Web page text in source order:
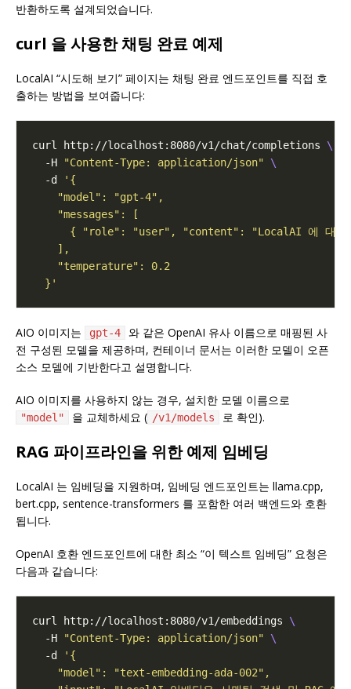
반환하도록 설계되었습니다.
curl 을 사용한 채팅 완료 예제
LocalAI “시도해 보기” 페이지는 채팅 완료 엔드포인트를 직접 호
출하는 방법을 보여줍니다:
curl http://localhost:8080/v1/chat/completions
  -H
"Content-Type: application/json"
  -d
  }'
AIO 이미지는 gpt-4
와 같은 OpenAI 유사 이름으로 매핑된 사
전 구성된 모델을 제공하며, 컨테이너 문서는 이러한 모델이 오픈
소스 모델에 기반한다고 설명합니다.
AIO 이미지를 사용하지 않는 경우, 설치한 모델 이름으로
"model" 을 교체하세요 ( /v1/models 로 확인).
RAG 파이프라인을 위한 예제 임베딩
LocalAI 는 임베딩을 지원하며, 임베딩 엔드포인트는 llama.cpp,
bert.cpp, sentence-transformers 를 포함한 여러 백엔드와 호환
됩니다.
OpenAI 호환 엔드포인트에 대한 최소 “이 텍스트 임베딩” 요청은
다음과 같습니다:
curl http://localhost:8080/v1/embeddings
  -H
"Content-Type: application/json"
  -d